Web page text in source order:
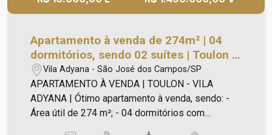
Apartamento à venda de 274m² | 04
dormitórios, sendo 02 suítes | Toulon -
Vila Adyana | São José dos Campos |
Vila Adyana - São José dos Campos/SP
APARTAMENTO À VENDA | TOULON - VILA
ADYANA | Ótimo apartamento à venda, sendo: -
Área útil de 274 m²; - 04 dormitórios com